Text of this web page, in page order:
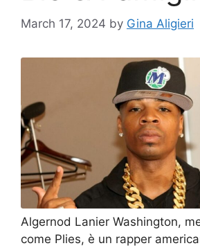
March 17, 2024 by Gina Aligieri
Algernod Lanier Washington,
come Plies, è un rapper